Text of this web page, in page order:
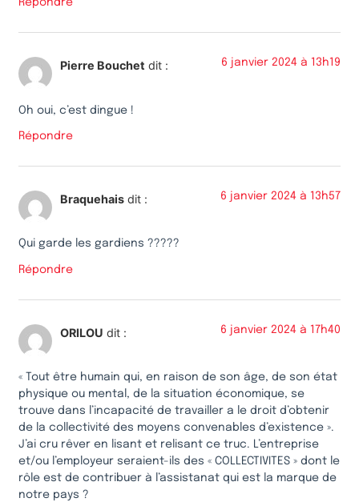
Répondre
Pierre Bouchet dit : 6 janvier 2024 à 13h19
Oh oui, c’est dingue !
Répondre
Braquehais dit : 6 janvier 2024 à 13h57
Qui garde les gardiens ?????
Répondre
ORILOU dit : 6 janvier 2024 à 17h40
« Tout être humain qui, en raison de son âge, de son état
physique ou mental, de la situation économique, se
trouve dans l’incapacité de travailler a le droit d’obtenir
de la collectivité des moyens convenables d’existence ».
J’ai cru rêver en lisant et relisant ce truc. L’entreprise
et/ou l’employeur seraient-ils des « COLLECTIVITES » dont le
rôle est de contribuer à l’assistanat qui est la marque de
notre pays ?